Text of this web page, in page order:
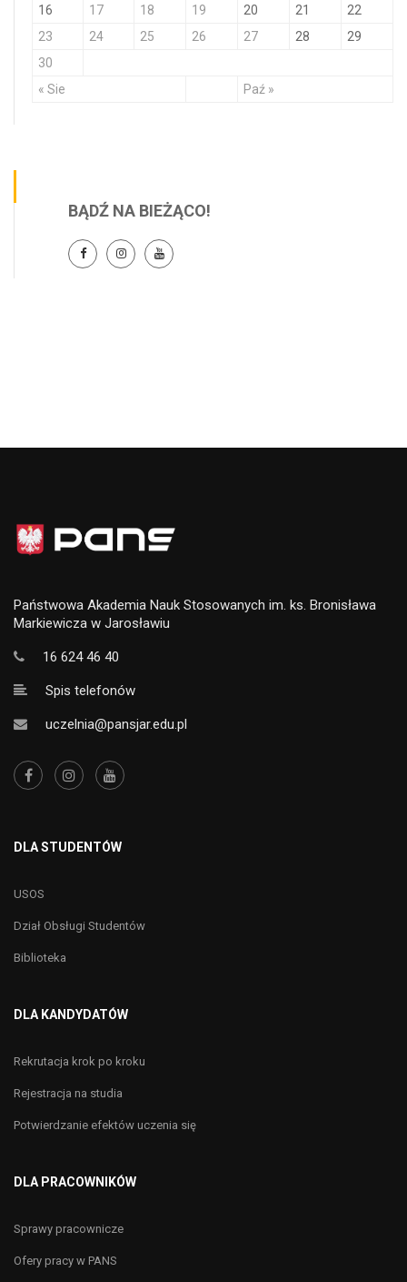
« Sie Paź »
16 17 18 19 20 21
22
23
24 25 26 27 28
29
30
BĄDŹ NA BIEŻĄCO!
Państwowa Akademia Nauk Stosowanych im. ks. Bronisława
Markiewicza w Jarosławiu
16 624 46 40
Spis telefonów
uczelnia@pansjar.edu.pl
DLA STUDENTÓW
USOS
Dział Obsługi Studentów
Biblioteka
DLA KANDYDATÓW
Rekrutacja krok po kroku
Rejestracja na studia
Potwierdzanie efektów uczenia się
DLA PRACOWNIKÓW
Sprawy pracownicze
Ofery pracy w PANS